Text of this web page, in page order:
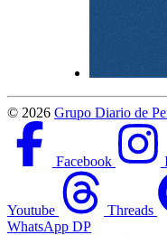
© 2026 Grupo Diario de
Facebook
Youtube Threads
WhatsApp DP